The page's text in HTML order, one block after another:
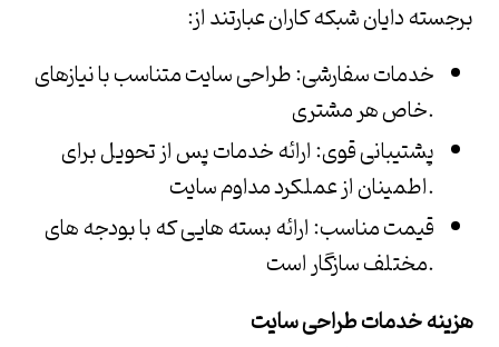
برجستهدایان شبکه کارانعبارتند از:
خدمات سفارشی: طراحی سایت متناسب با نیازهای
خاص هر مشتری.
پشتیبانی قوی: ارائه خدمات پس از تحویل برای
اطمینان از عملکرد مداوم سایت.
قیمت مناسب: ارائه بسته هایی که با بودجه های
مختلف سازگار است.
هزینه خدمات طراحی سایت